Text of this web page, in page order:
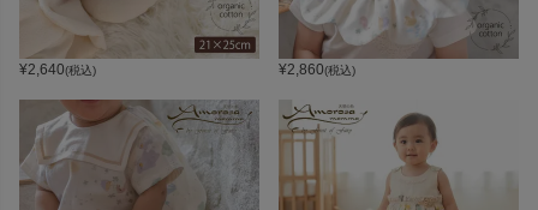
¥2,640(税込) ¥2,860(税込)